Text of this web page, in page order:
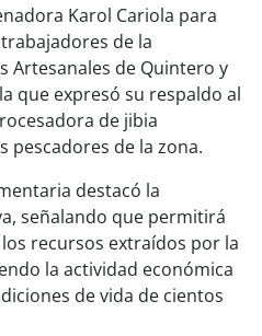
Karol Cariola para
de la
Artesanales de Quintero y
que expresó su respaldo al
de jibia
pescadores de la zona.
destacó la
señalando que permitirá
recursos extraídos por la
la actividad económica
de vida de cientos